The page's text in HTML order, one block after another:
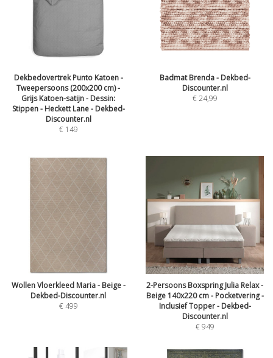
Dekbedovertrek Punto Katoen -
Tweepersoons (200x200 cm) -
Grijs Katoen-satijn - Dessin:
Stippen - Heckett Lane - Dekbed-
Discounter.nl
€ 149
Badmat Brenda - Dekbed-
Discounter.nl
€24,99
Wollen Vloerkleed Maria - Beige -
Dekbed-Discounter.nl
€499
2-Persoons Boxspring Julia Relax -
Beige 140x220 cm - Pocketvering -
Inclusief Topper - Dekbed-
Discounter.nl
€949